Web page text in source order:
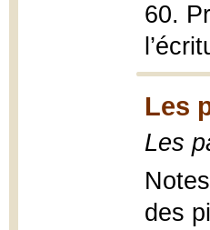
60.
Les
Les
des